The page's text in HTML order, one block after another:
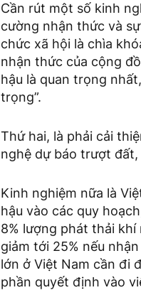
Cần rút một số kinh
cường nhận thức và
chức xã hội là chìa
nhận thức của cộng
hậu là quan trọng
trọng”.
Thứ hai, là phải cải
nghệ dự báo trượt đất,
Kinh nghiệm nữa là
hậu vào các quy
8% lượng phát thải
giảm tới 25% nếu
lớn ở Việt Nam cần đi
phần quyết định vào